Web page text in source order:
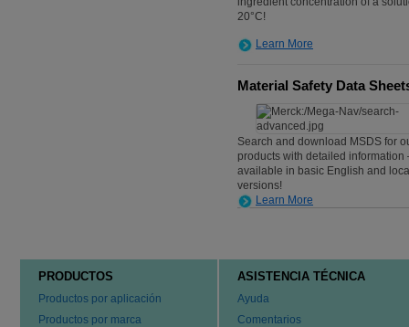
20°C!
Learn More
Material Safety Data
Search and download MSDS for
products with detailed information
available in basic English and
versions!
Learn More
PRODUCTOS
Productos por aplicación
Productos por marca
ASISTENCIA TÉCNICA
Ayuda
Comentarios